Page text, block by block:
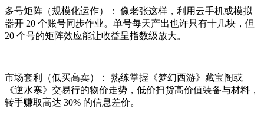
多号矩阵（规模化运作）： 像老张这样，利用云手机或模拟
器开 20 个账号同步作业。单号每天产出也许只有十几块，但
20 个号的矩阵效应能让收益呈指数级放大。
市场套利（低买高卖）： 熟练掌握《梦幻西游》藏宝阁或
《逆水寒》交易行的物价走势，低价扫货高价值装备与材料，
转手赚取高达 30% 的信息差价。